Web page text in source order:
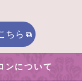
ちら
ンについて